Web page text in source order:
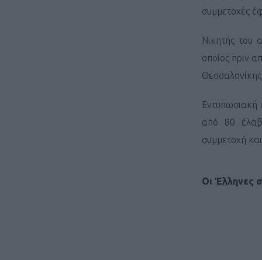
συμμετοχές
Νικητής του
οποίος πριν
από 80
συμμετοχή
Οι Έλληνες